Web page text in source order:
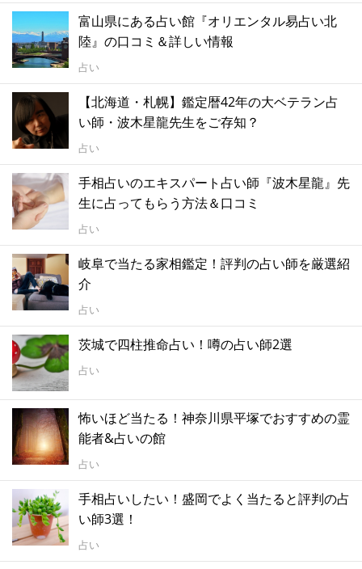
富山県にある占い館『オリエンタル易占い北
陸』の口コミ＆詳しい情報
占い
【北海道・札幌】鑑定暦42年の大ベテラン占
い師・波木星龍先生をご存知？
占い
手相占いのエキスパート占い師『波木星龍』先
生に占ってもらう方法＆口コミ
占い
岐阜で当たる家相鑑定！評判の占い師を厳選紹
介
占い
茨城で四柱推命占い！噂の占い師2選
占い
怖いほど当たる！神奈川県平塚でおすすめの霊
能者&占いの館
占い
手相占いしたい！盛岡でよく当たると評判の占
い師3選！
占い